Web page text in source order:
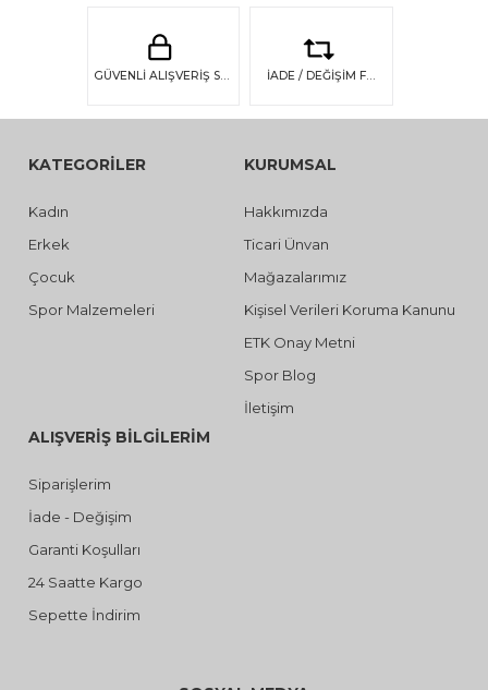
GÜVENLİ ALIŞVERİŞ SSL GÜVENLİĞİ İADE / DEĞİŞİM FIRSATI
KATEGORİLER
Kadın
Erkek
Çocuk
Spor Malzemeleri
KURUMSAL
Hakkımızda
Ticari Ünvan
Mağazalarımız
Kişisel Verileri Koruma Kanunu
ETK Onay Metni
Spor Blog
İletişim
ALIŞVERİŞ BİLGİLERİM
Siparişlerim
İade - Değişim
Garanti Koşulları
24 Saatte Kargo
Sepette İndirim